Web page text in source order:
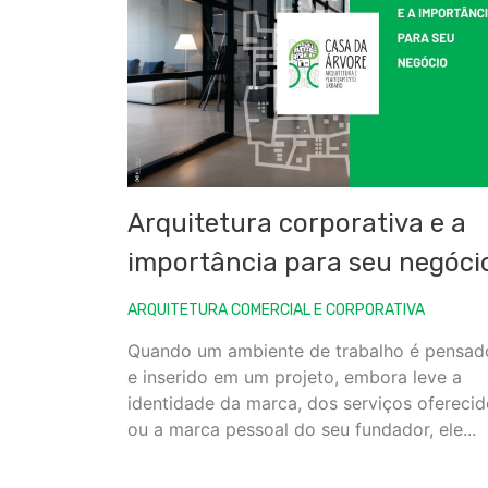
Arquitetura corporativa e a
importância para seu
ARQUITETURA COMERCIAL E CORPORATIVA
Quando um ambiente de trabalho é
e inserido em um projeto, embora leve a
identidade da marca, dos serviços
ou a marca pessoal do seu fundador, ele...